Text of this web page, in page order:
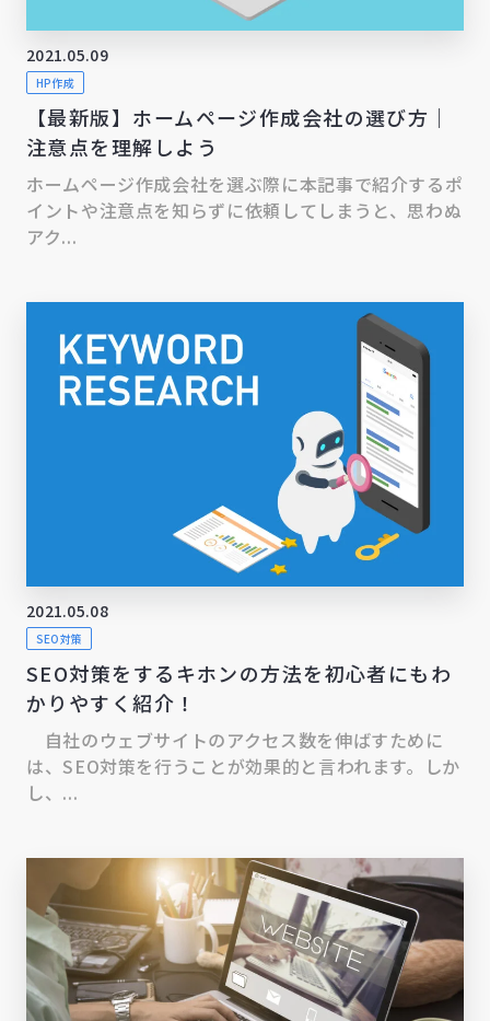
2021.05.09
HP作成
【最新版】ホームページ作成会社の選び方｜
注意点を理解しよう
ホームページ作成会社を選ぶ際に本記事で紹介するポ
イントや注意点を知らずに依頼してしまうと、思わぬ
アク...
2021.05.08
SEO対策
SEO対策をするキホンの方法を初心者にもわ
かりやすく紹介！
自社のウェブサイトのアクセス数を伸ばすために
は、SEO対策を行うことが効果的と言われます。しか
し、...